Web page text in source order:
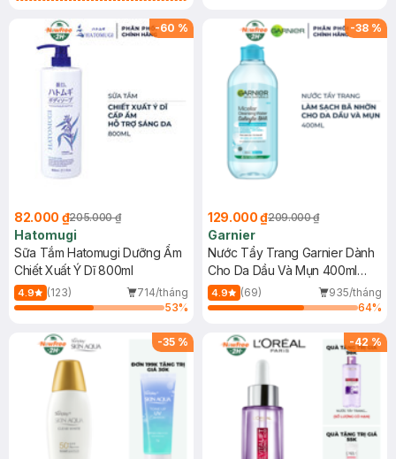
(SL có hạn)
-60 %
82.000 ₫205.000 ₫
Hatomugi
Sữa Tắm Hatomugi Dưỡng Ẩm
Chiết Xuất Ý Dĩ 800ml
4.9 (123)
714/tháng
53%
-38 %
129.000 ₫209.000 ₫
Garnier
Nước Tẩy Trang Garnier Dành
Cho Da Dầu Và Mụn 400ml
(Mới)
4.9 (69)
935/tháng
64%
-35 % -42 %